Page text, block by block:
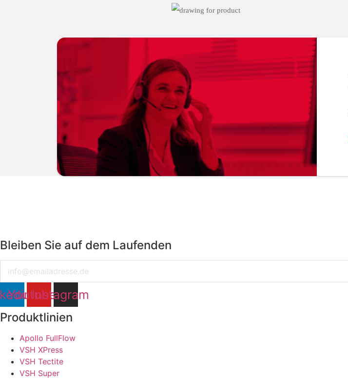
Bleiben Sie auf dem Laufenden
YoutubeInstagram
Produktlinien
Apollo FullFlow
VSH XPress
VSH Tectite
VSH Super